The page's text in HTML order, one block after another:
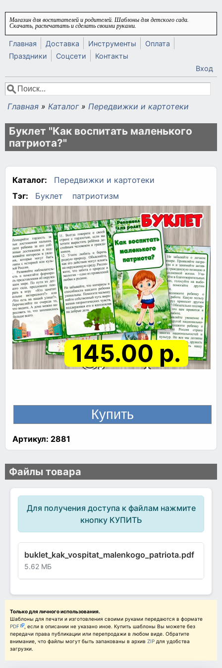
Перейти к основному содержанию
Магазин для воспитателей и родителей. Шаблоны для детского сада.
Скачать, распечатать и сделать своими руками.
Главная Доставка Инструменты
Оплата
Праздники
Соцсети
Контакты
Вход
Форма поиска
Поиск
Вы здесь
Главная » Каталог » Передвижки и картотеки
Буклет "Как воспитать маленького
патриота?"
Каталог:
Передвижки и картотеки
Тэг:
Буклет патриотизм
145.00 р.
Артикул: 2881
Файлы товара
Для получения доступа к файлам нажмите
кнопку КУПИТЬ
buklet_kak_vospitat_malenkogo_patriota.pdf
5.62 МБ
Только для личного использования.
Шаблоны для печати и изготовления своими руками передаются в формате
PDF
, если в описании не указано иное. Купить шаблоны Вы можете без
передачи права публикации или перепродажи в любом виде. Обратите
внимание, что файлы могут быть запакованы в архив ZIP для удобства
загрузки.